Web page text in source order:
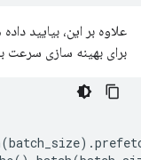
علاوه بر این، بیایید
برای بهینه سازی سرعت
(batch_size).